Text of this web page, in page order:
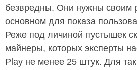
безвредны. Они нужны своим
основном для показа
Реже под личиной пустышек
майнеры, которых эксперты
Play не менее 25 штук. Для